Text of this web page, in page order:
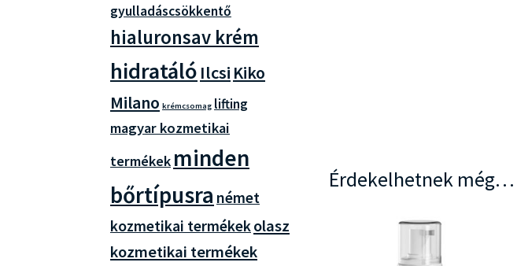
Érdekelhetnek még…
gyulladáscsökkentő
hialuronsav krém
hidratáló Ilcsi Kiko
Milano krémcsomag lifting
magyar kozmetikai
termékek minden
bőrtípusra német
kozmetikai termékekolasz
kozmetikai termékek